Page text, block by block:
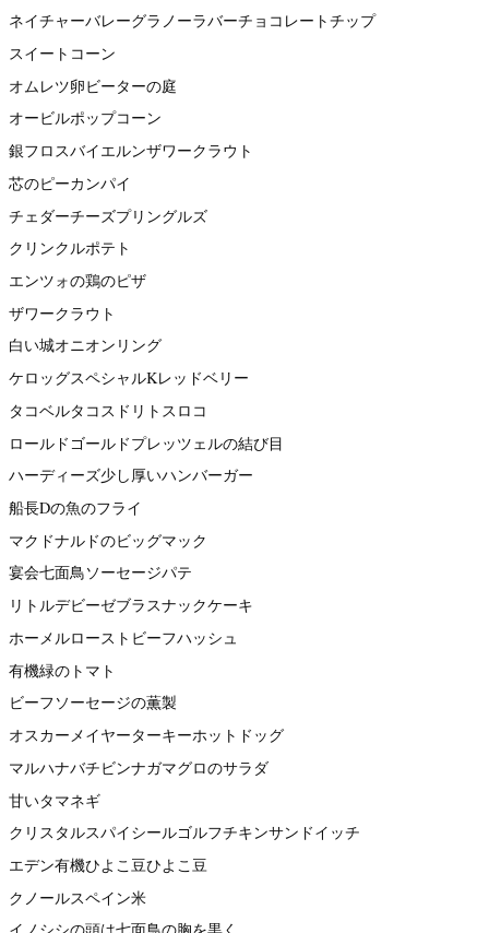
ネイチャーバレーグラノーラバーチョコレートチップ
スイートコーン
オムレツ卵ビーターの庭
オービルポップコーン
銀フロスバイエルンザワークラウト
芯のピーカンパイ
チェダーチーズプリングルズ
クリンクルポテト
エンツォの鶏のピザ
ザワークラウト
白い城オニオンリング
ケロッグスペシャルKレッドベリー
タコベルタコスドリトスロコ
ロールドゴールドプレッツェルの結び目
ハーディーズ少し厚いハンバーガー
船長Dの魚のフライ
マクドナルドのビッグマック
宴会七面鳥ソーセージパテ
リトルデビーゼブラスナックケーキ
ホーメルローストビーフハッシュ
有機緑のトマト
ビーフソーセージの薫製
オスカーメイヤーターキーホットドッグ
マルハナバチビンナガマグロのサラダ
甘いタマネギ
クリスタルスパイシールゴルフチキンサンドイッチ
エデン有機ひよこ豆ひよこ豆
クノールスペイン米